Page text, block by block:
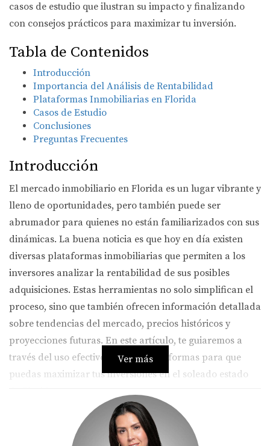
casos de estudio que ilustran su impacto y finalizando
con consejos prácticos para maximizar tu inversión.
Tabla de Contenidos
Introducción
Importancia del Análisis de Rentabilidad
Plataformas Inmobiliarias en Florida
Casos de Estudio
Conclusiones
Preguntas Frecuentes
Introducción
El mercado inmobiliario en Florida es un lugar vibrante y
lleno de oportunidades, pero también puede ser
abrumador para quienes no están familiarizados con sus
dinámicas. La buena noticia es que hoy en día existen
diversas plataformas inmobiliarias que permiten a los
inversores analizar la rentabilidad de sus posibles
adquisiciones. Estas herramientas no solo simplifican el
proceso, sino que también ofrecen información detallada
sobre tendencias del mercado, precios históricos y
proyecciones futuras. En este artículo, te guiaremos a
través del uso efectivo de estas plataformas para que
puedas maximizar tus inversiones en el soleado estado
Importancia del Análisis de
Rentabilidad
Ver más